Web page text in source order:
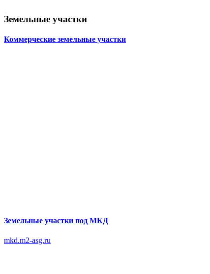
Земельные участки
Коммерческие земельные участки
Земельные участки под МКД
mkd.m2-asg.ru